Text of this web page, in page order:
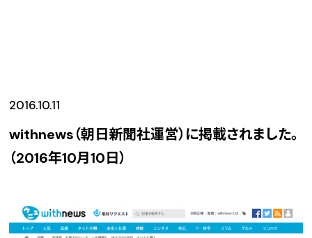
2016.10.11
withnews（朝日新聞社運営）に掲載されました。
（2016年10月10日）